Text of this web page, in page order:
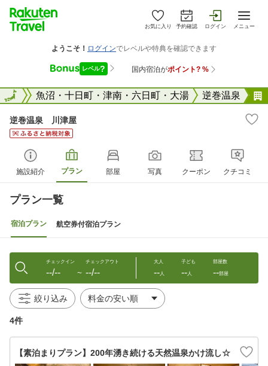
お気に入り 予約確認 ログイン メニュー
潟県 魚沼・十日町・津南・六日町・大湯 逆巻温泉
全国
逆巻温泉 川津屋
施設紹介 プラン 部屋 写真 クーポン クチコミ
プラン一覧
宿泊プラン 航空券付宿泊プラン
チェックイン
--/-- 〜
チェックアウト
--/--
大人
--人
子ども
--人
部屋数
--部屋
絞り込み
4件
【素泊まりプラン】200年湧き続ける天然温泉かけ流し☆